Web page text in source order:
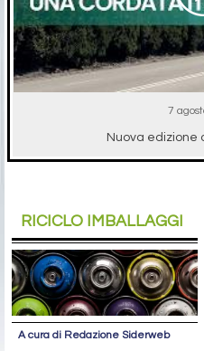
7
Nuova edizione
RICICLO IMBALLAGGI
A cura di Redazione Siderweb